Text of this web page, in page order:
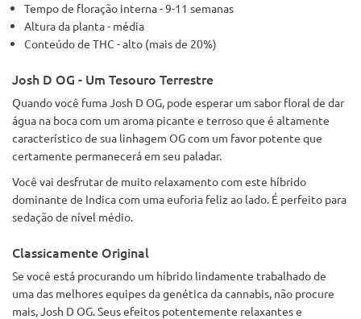
Tempo de floração interna - 9-11 semanas
Altura da planta - média
Conteúdo de THC - alto (mais de 20%)
Josh D OG - Um Tesouro Terrestre
Quando você fuma Josh D OG, pode esperar um sabor floral de dar
água na boca com um aroma picante e terroso que é altamente
característico de sua linhagem OG com um favor potente que
certamente permanecerá em seu paladar.
Você vai desfrutar de muito relaxamento com este híbrido
dominante de Indica com uma euforia feliz ao lado. É perfeito para
sedação de nível médio.
Classicamente Original
Se você está procurando um híbrido lindamente trabalhado de
uma das melhores equipes da genética da cannabis, não procure
mais, Josh D OG. Seus efeitos potentemente relaxantes e